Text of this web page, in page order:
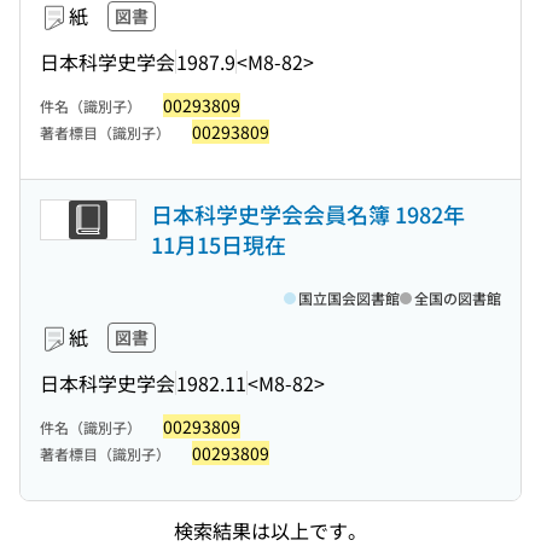
紙 図書
日本科学史学会1987.9<M8-82>
件名（識別子） 00293809
著者標目（識別子） 00293809
日本科学史学会会員名簿 1982年
11月15日現在
紙 図書
日本科学史学会1982.11<M8-82>
国立国会図書館 全国の図書館
件名（識別子） 00293809
著者標目（識別子） 00293809
検索結果は以上です。